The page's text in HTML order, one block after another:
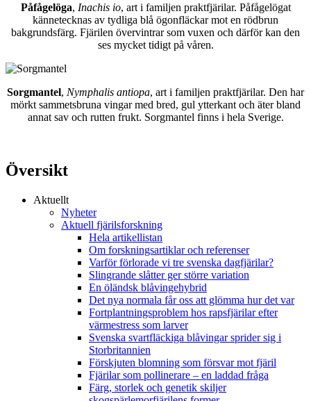
Påfågelöga, Inachis io, art i familjen praktfjärilar. Påfågelögat
kännetecknas av tydliga blå ögonfläckar mot en rödbrun
bakgrundsfärg. Fjärilen övervintrar som vuxen och därför kan den
ses mycket tidigt på våren.
Sorgmantel, Nymphalis antiopa, art i familjen praktfjärilar. Den har
mörkt sammetsbruna vingar med bred, gul ytterkant och äter bland
annat sav och rutten frukt. Sorgmantel finns i hela Sverige.
Översikt
Aktuellt
Nyheter
Aktuell fjärilsforskning
Hela artikellistan
Om forskningsartiklar och referenser
Varför förlorade vi tre svenska dagfjärilar?
Slingrande slåtter ger större variation
En öländsk blåvingehybrid
Det nya normala får oss att glömma hur det var
Fortplantningsproblem hos rapsfjärilar efter
värmestress som larver
Svenska svartfläckiga blåvingar sprider sig i
Storbritannien
Förskjuten blomning som försvar mot fjäril
Fjärilar som pollinerare – en laddad fråga
Färg, storlek och genetik skiljer